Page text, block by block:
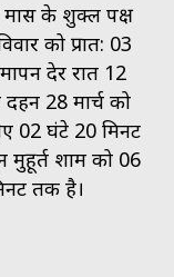
मास के शुक्ल पक्ष
को प्रात: 03
देर रात 12
28 मार्च को
02 घंटे 20 मिनट
मुहूर्त शाम को 06
तक है।